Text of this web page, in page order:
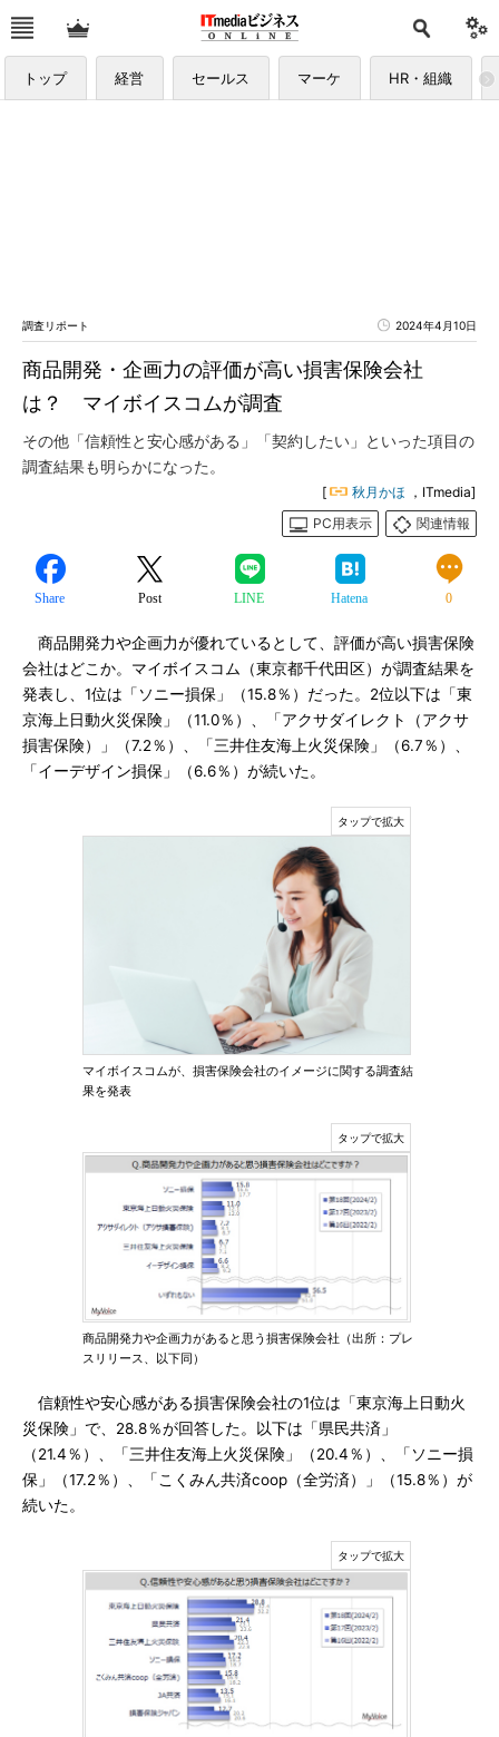
トップ 経営 セールス マーケ HR・組織
調査リポート 2024年4月10日
商品開発・企画力の評価が高い損害保険会社
は？ マイボイスコムが調査
その他「信頼性と安心感がある」「契約したい」といった項目の
調査結果も明らかになった。
[ 秋月かほ ，ITmedia]
PC用表示
関連情報
Share Post LINE Hatena 0
商品開発力や企画力が優れているとして、評価が高い損害保険
会社はどこか。マイボイスコム（東京都千代田区）が調査結果を
発表し、1位は「ソニー損保」（15.8％）だった。2位以下は「東
京海上日動火災保険」（11.0％）、「アクサダイレクト（アクサ
損害保険）」（7.2％）、「三井住友海上火災保険」（6.7％）、
「イーデザイン損保」（6.6％）が続いた。
マイボイスコムが、損害保険会社のイメージに関する調査結
果を発表
商品開発力や企画力があると思う損害保険会社（出所：プレ
スリリース、以下同）
信頼性や安心感がある損害保険会社の1位は「東京海上日動火
災保険」で、28.8％が回答した。以下は「県民共済」
（21.4％）、「三井住友海上火災保険」（20.4％）、「ソニー損
保」（17.2％）、「こくみん共済coop（全労済）」（15.8％）が
続いた。